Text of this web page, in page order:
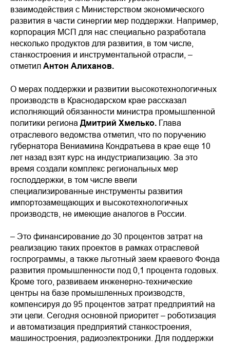
взаимодействия с Министерством экономического
развития в части синергии мер поддержки. Например,
корпорация МСП для нас специально разработала
несколько продуктов для развития, в том числе,
станкостроения и инструментальной отрасли, –
отметил Антон Алиханов.
О мерах поддержки и развитии высокотехнологичных
производств в Краснодарском крае рассказал
исполняющий обязанности министра промышленной
политики региона Дмитрий Хмелько. Глава
отраслевого ведомства отметил, что по поручению
губернатора Вениамина Кондратьева в крае еще 10
лет назад взят курс на индустриализацию. За это
время создали комплекс региональных мер
господдержки, в том числе ввели
специализированные инструменты развития
импортозамещающих и высокотехнологичных
производств, не имеющие аналогов в России.
– Это финансирование до 30 процентов затрат на
реализацию таких проектов в рамках отраслевой
госпрограммы, а также льготный заем краевого Фонда
развития промышленности под 0,1 процента годовых.
Кроме того, развиваем инженерно-технические
центры на базе промышленных производств,
компенсируя до 95 процентов затрат предприятий на
эти цели. Сегодня основной приоритет – роботизация
и автоматизация предприятий станкостроения,
машиностроения, радиоэлектроники. Для поддержки